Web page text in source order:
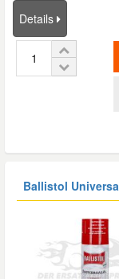
Details
Ballistol